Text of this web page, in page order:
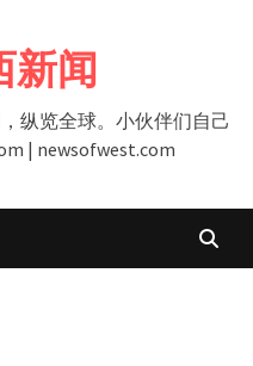
新闻
纵览全球。小伙伴们自己
| newsofwest.com